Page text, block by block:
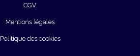
CGV
Mentions légales
Politique des cookies